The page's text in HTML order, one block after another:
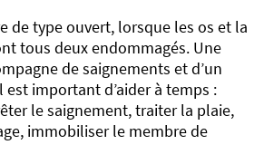
de type ouvert, lorsque les os et la
tous deux endommagés. Une
de saignements et d’un
est important d’aider à temps :
le saignement, traiter la plaie,
immobiliser le membre de